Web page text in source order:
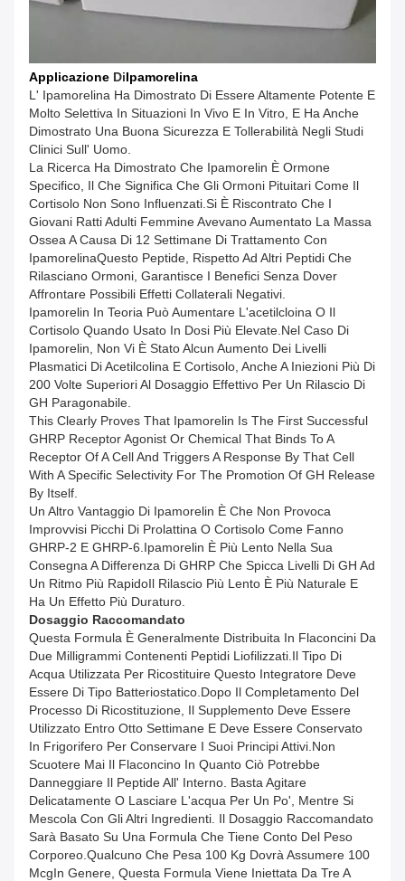
Applicazione DiIpamorelina
L' Ipamorelina Ha Dimostrato Di Essere Altamente Potente E
Molto Selettiva In Situazioni In Vivo E In Vitro, E Ha Anche
Dimostrato Una Buona Sicurezza E Tollerabilità Negli Studi
Clinici Sull' Uomo.
La Ricerca Ha Dimostrato Che Ipamorelin È Ormone
Specifico, Il Che Significa Che Gli Ormoni Pituitari Come Il
Cortisolo Non Sono Influenzati.si È Riscontrato Che I
Giovani Ratti Adulti Femmine Avevano Aumentato La Massa
Ossea A Causa Di 12 Settimane Di Trattamento Con
IpamorelinaQuesto Peptide, Rispetto Ad Altri Peptidi Che
Rilasciano Ormoni, Garantisce I Benefici Senza Dover
Affrontare Possibili Effetti Collaterali Negativi.
Ipamorelin In Teoria Può Aumentare L'acetilcloina O Il
Cortisolo Quando Usato In Dosi Più Elevate.nel Caso Di
Ipamorelin, Non Vi È Stato Alcun Aumento Dei Livelli
Plasmatici Di Acetilcolina E Cortisolo, Anche A Iniezioni Più Di
200 Volte Superiori Al Dosaggio Effettivo Per Un Rilascio Di
GH Paragonabile.
This Clearly Proves That Ipamorelin Is The First Successful
GHRP Receptor Agonist Or Chemical That Binds To A
Receptor Of A Cell And Triggers A Response By That Cell
With A Specific Selectivity For The Promotion Of GH Release
By Itself.
Un Altro Vantaggio Di Ipamorelin È Che Non Provoca
Improvvisi Picchi Di Prolattina O Cortisolo Come Fanno
GHRP-2 E GHRP-6.Ipamorelin È Più Lento Nella Sua
Consegna A Differenza Di GHRP Che Spicca Livelli Di GH Ad
Un Ritmo Più RapidoIl Rilascio Più Lento È Più Naturale E
Ha Un Effetto Più Duraturo.
Dosaggio Raccomandato
Questa Formula È Generalmente Distribuita In Flaconcini Da
Due Milligrammi Contenenti Peptidi Liofilizzati.Il Tipo Di
Acqua Utilizzata Per Ricostituire Questo Integratore Deve
Essere Di Tipo Batteriostatico.Dopo Il Completamento Del
Processo Di Ricostituzione, Il Supplemento Deve Essere
Utilizzato Entro Otto Settimane E Deve Essere Conservato
In Frigorifero Per Conservare I Suoi Principi Attivi.Non
Scuotere Mai Il Flaconcino In Quanto Ciò Potrebbe
Danneggiare Il Peptide All' Interno. Basta Agitare
Delicatamente O Lasciare L'acqua Per Un Po', Mentre Si
Mescola Con Gli Altri Ingredienti. Il Dosaggio Raccomandato
Sarà Basato Su Una Formula Che Tiene Conto Del Peso
Corporeo.qualcuno Che Pesa 100 Kg Dovrà Assumere 100
McgIn Genere, Questa Formula Viene Iniettata Da Tre A